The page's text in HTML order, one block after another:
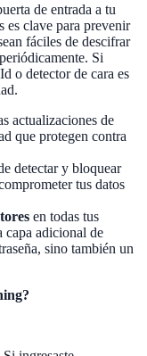
de entrada a tu
es clave para prevenir
fáciles de descifrar
Si
o detector de cara es
actualizaciones de
que protegen contra
detectar y bloquear
tus datos
en todas tus
capa adicional de
sino también un